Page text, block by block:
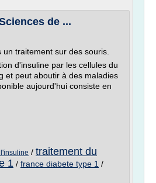
de ...
traitement sur des souris.
d'insuline par les cellules du
et peut aboutir à des maladies
aujourd'hui consiste en
/ traitement du
1 / france diabete type 1 /